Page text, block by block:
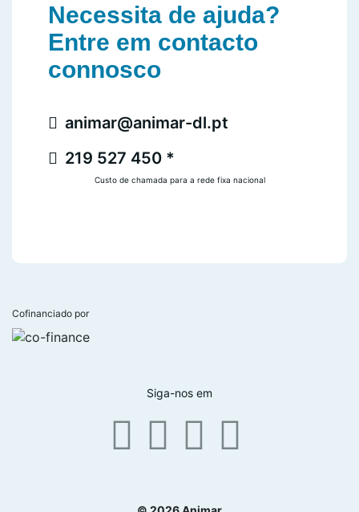
Necessita de ajuda?
Entre em contacto
connosco
219 527 450 *
animar@animar-dl.pt
Custo de chamada para a rede fixa nacional
Cofinanciado por
Siga-nos em